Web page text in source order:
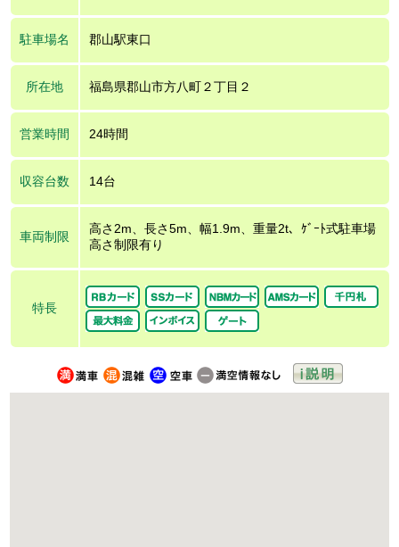
駐車場名 郡山駅東口
所在地 福島県郡山市方八町２丁目２
営業時間 24時間
収容台数 14台
車両制限
高さ2m、長さ5m、幅1.9m、重量2t、ｹﾞｰﾄ式駐車場
高さ制限有り
特長